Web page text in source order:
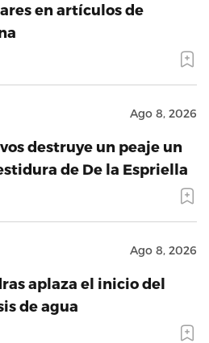
en artículos de
Ago 8, 2026
destruye un peaje un
de De la Espriella
Ago 8, 2026
aplaza el inicio del
de agua